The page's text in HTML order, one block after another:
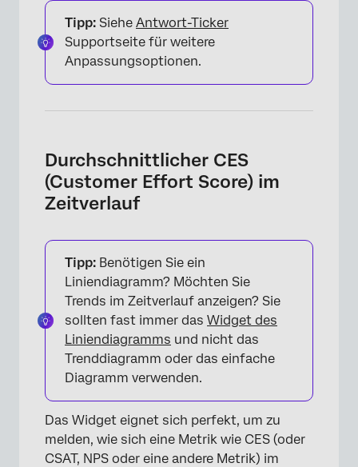
×
Tipp: Siehe Antwort-Ticker
Supportseite für weitere
Anpassungsoptionen.
Durchschnittlicher CES
(Customer Effort Score) im
Zeitverlauf
Tipp: Benötigen Sie ein
Liniendiagramm? Möchten Sie
Trends im Zeitverlauf anzeigen? Sie
sollten fast immer das Widget des
Liniendiagramms und nicht das
Trenddiagramm oder das einfache
Diagramm verwenden.
Das Widget eignet sich perfekt, um zu
melden, wie sich eine Metrik wie CES (oder
CSAT, NPS oder eine andere Metrik) im